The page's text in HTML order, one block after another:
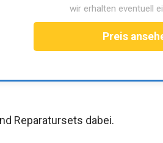
wir erhalten eventuell
Preis
Reparatursets dabei.